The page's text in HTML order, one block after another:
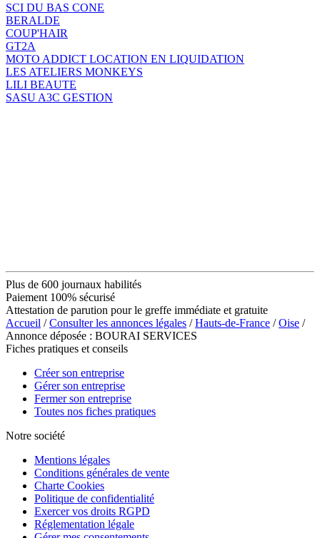
SCI DU BAS CONE
BERALDE
COUP'HAIR
GT2A
MOTO ADDICT LOCATION EN LIQUIDATION
LES ATELIERS MONKEYS
LILI BEAUTE
SASU A3C GESTION
Plus de 600 journaux habilités
Paiement 100% sécurisé
Attestation de parution pour le greffe immédiate et gratuite
Accueil /Consulter les annonces légales /Hauts-de-France /Oise /
Annonce déposée : BOURAI SERVICES
Fiches pratiques et conseils
Créer son entreprise
Gérer son entreprise
Fermer son entreprise
Toutes nos fiches pratiques
Notre société
Mentions légales
Conditions générales de vente
Charte Cookies
Politique de confidentialité
Exercer vos droits RGPD
Réglementation légale